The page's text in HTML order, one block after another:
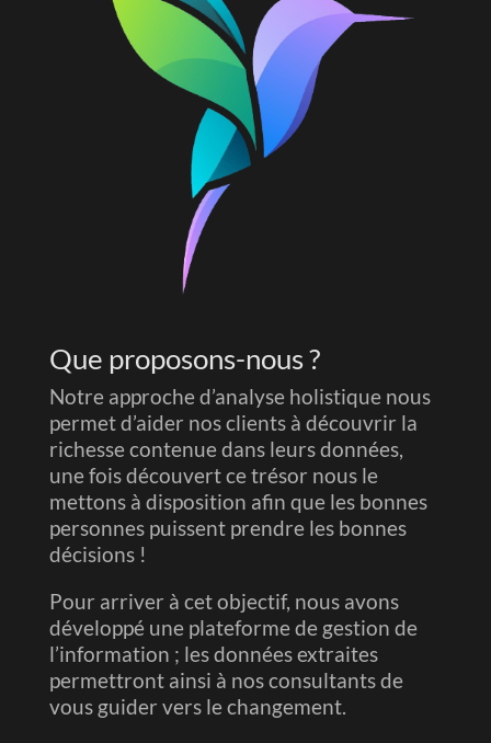
Que proposons-nous ?
Notre approche d’analyse holistique nous
permet d’aider nos clients à découvrir la
richesse contenue dans leurs données,
une fois découvert ce trésor nous le
mettons à disposition afin que les bonnes
personnes puissent prendre les bonnes
décisions !
Pour arriver à cet objectif, nous avons
développé une plateforme de gestion de
l’information ; les données extraites
permettront ainsi à nos consultants de
vous guider vers le changement.